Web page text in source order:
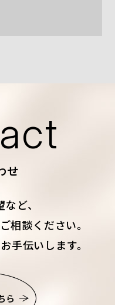
せ
ど、
相談ください。
手伝いします。
ら